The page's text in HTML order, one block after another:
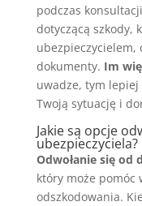
podczas
dotyczącą szkody,
ubezpieczycielem,
dokumenty. Im
uwadze, tym
Twoją sytuację i
Jakie są opcje
ubezpieczyciela?
Odwołanie się od
który może pomóc
odszkodowania.